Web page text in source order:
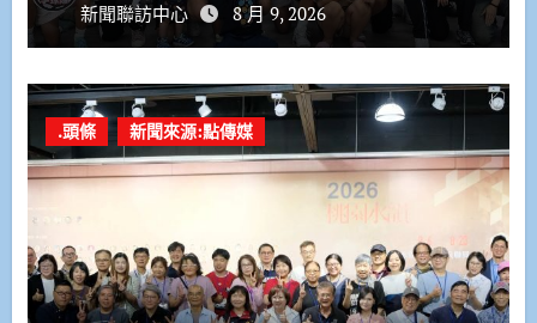
新聞聯訪中心 8 月 9, 2026
.頭條 新聞來源:點傳媒